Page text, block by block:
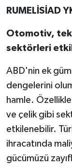
RUMELİSİAD
Otomotiv,
sektörleri
ABD'nin ek
dengelerini
hamle.
ve çelik gibi
etkilenebilir.
ihracatında
gücümüzü